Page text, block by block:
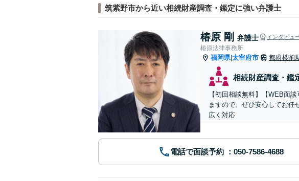
筑紫野市から近い相続財産調査・鑑定に強い弁護士
椿原 剛 弁護士 インタビュ
椿原法律事務所
福岡県|太宰府市 都府楼前
相続財産調査・鑑
【初回相談無料】【WEB面
ますので、ぜひ安心してお
広く対応
電話で面談予約